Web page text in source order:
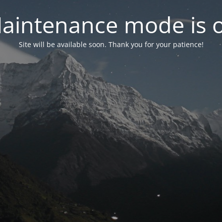
mode is
Site will be available soon. Thank you for your patience!